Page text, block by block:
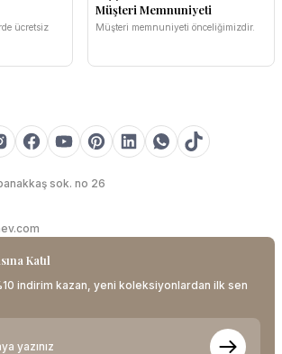
ücretsiz
Müşteri Memnuniyeti
Müşteri memnuniyeti önceliğimizdir.
sok. no 26
Katıl
indirim kazan, yeni koleksiyonlardan ilk sen